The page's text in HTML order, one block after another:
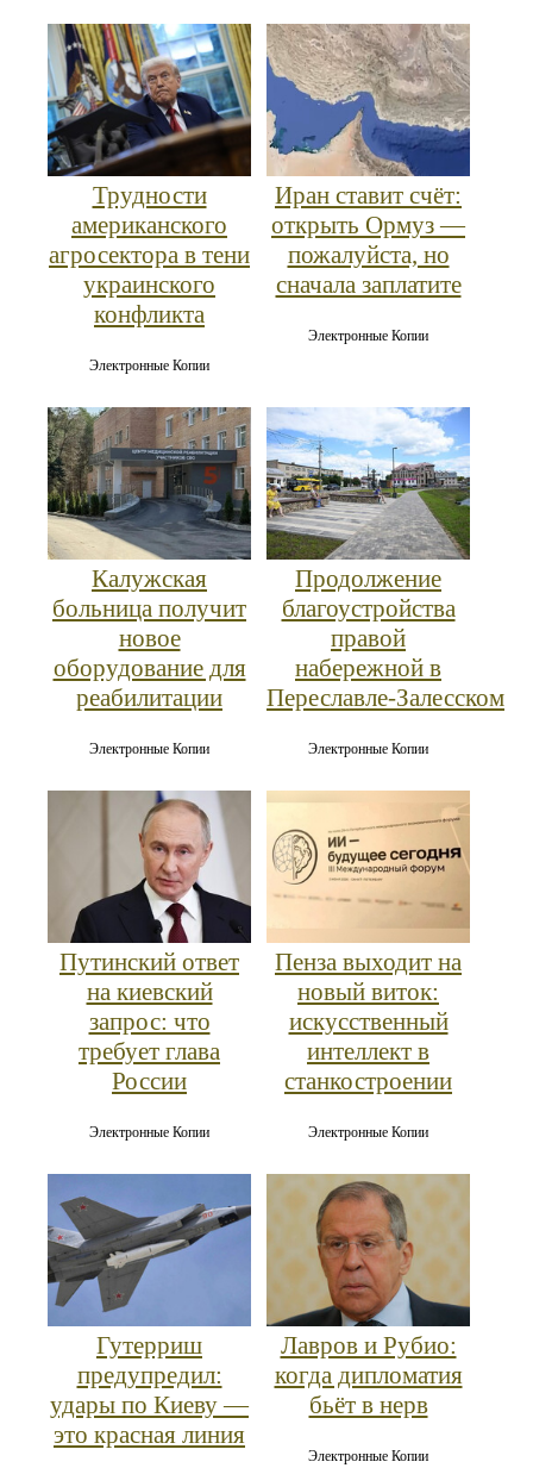
Трудности
американского
агросектора в тени
украинского
конфликта
Электронные Копии
Иран ставит счёт:
открыть Ормуз —
пожалуйста, но
сначала заплатите
Электронные Копии
Калужская
больница получит
новое
оборудование для
реабилитации
Электронные Копии
Продолжение
благоустройства
правой
набережной в
Переславле‑Залесском
Электронные Копии
Путинский ответ
на киевский
запрос: что
требует глава
России
Электронные Копии
Пенза выходит на
новый виток:
искусственный
интеллект в
станкостроении
Электронные Копии
Гутерриш
предупредил:
удары по Киеву —
это красная линия
Лавров и Рубио:
когда дипломатия
бьёт в нерв
Электронные Копии